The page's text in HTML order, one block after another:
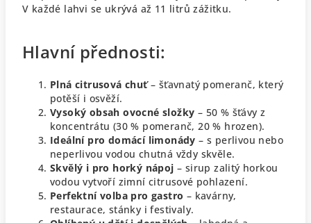
V každé lahvi se ukrývá až 11 litrů zážitku.
Hlavní přednosti:
Plná citrusová chuť– šťavnatý pomeranč, který
potěší i osvěží.
Vysoký obsah ovocné složky – 50 % šťávy z
koncentrátu (30 % pomeranč, 20 % hrozen).
Ideální pro domácí limonády – s perlivou nebo
neperlivou vodou chutná vždy skvěle.
Skvělý i pro horký nápoj – sirup zalitý horkou
vodou vytvoří zimní citrusové pohlazení.
Perfektní volba pro gastro – kavárny,
restaurace, stánky i festivaly.